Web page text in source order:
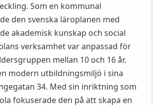
Som en kommunal
den svenska läroplanen med
akademisk kunskap och social
verksamhet var anpassad för
mellan 10 och 16 år.
modern utbildningsmiljö i sina
34. Med sin inriktning som
fokuserade den på att skapa en